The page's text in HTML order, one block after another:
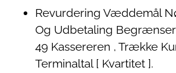
Revurdering Væddemål
Og Udbetaling
49 Kassereren , Trække
Terminaltal [ Kvartitet ].